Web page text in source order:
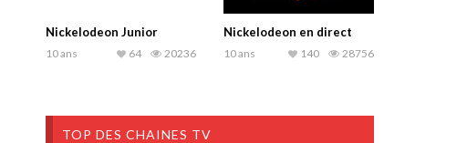
Nickelodeon Junior
10 ans 20236
64
Nickelodeon en direct
10 ans 28756
140
TOP DES CHAINES TV